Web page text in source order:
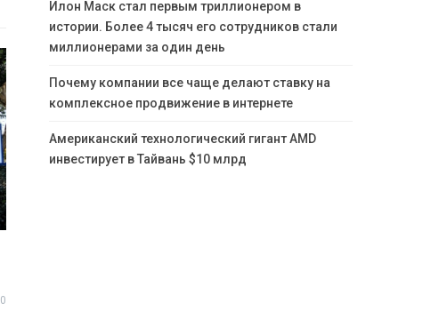
0
Илон Маск стал первым триллионером в
истории. Более 4 тысяч его сотрудников стали
миллионерами за один день
Почему компании все чаще делают ставку на
комплексное продвижение в интернете
Американский технологический гигант AMD
инвестирует в Тайвань $10 млрд